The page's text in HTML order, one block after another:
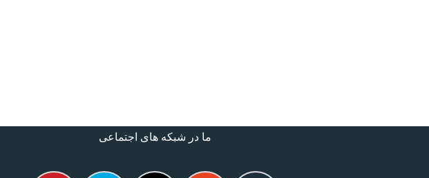
ما در شبکه های اجتماعی